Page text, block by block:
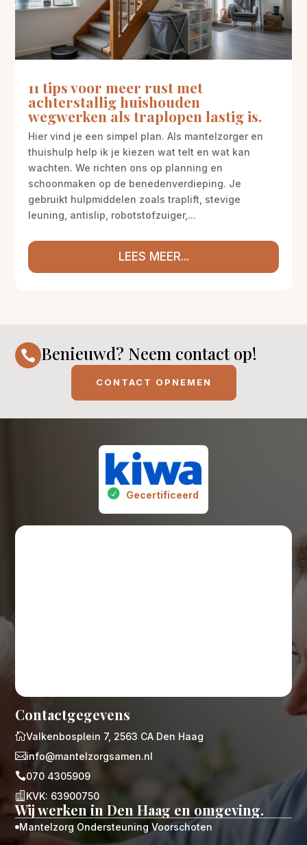
11 tips voor meer rust met
achterstallig huishouden
wegwerken als traplopen lastig is.
Hier vind je een simpel plan. Als mantelzorger en
thuishulp help ik je kiezen wat telt en wat kan
wachten. We richten ons op planning en
schoonmaken op de benedenverdieping. Je
gebruikt hulpmiddelen zoals traplift, stevige
leuning, antislip, robotstofzuiger,...
LEES MEER...
 Benieuwd? Neem contact op!
CONTACT OPNEMEN
Gecertificeerd
Contactgegevens
Valkenbosplein 7, 2563 CA Den Haag
info@mantelzorgsamen.nl
070 4305909
 KVK: 63900750
Wij werken in Den Haag en omgeving.
 Mantelzorg Ondersteuning Voorschoten